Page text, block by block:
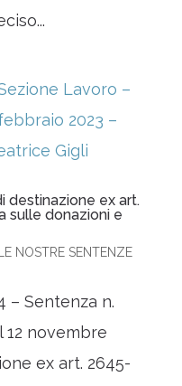
destinazione ex art.
sulle donazioni e
LE NOSTRE SENTENZE
– Sentenza n.
novembre
ex art. 2645-